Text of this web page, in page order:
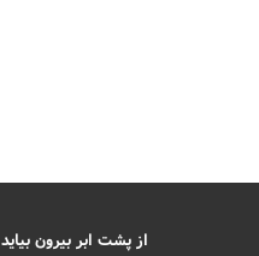
از پشت ابر بیرون بیاید